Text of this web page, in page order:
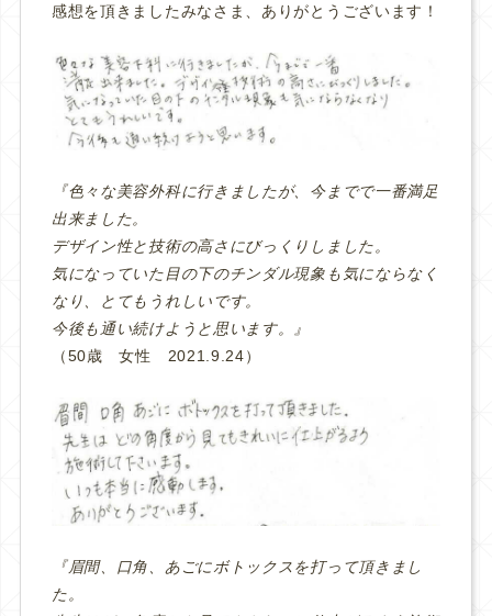
感想を頂きましたみなさま、ありがとうございます！
『色々な美容外科に行きましたが、今までで一番満足
出来ました。
デザイン性と技術の高さにびっくりしました。
気になっていた目の下のチンダル現象も気にならなく
なり、とてもうれしいです。
今後も通い続けようと思います。』
（50歳 女性 2021.9.24）
『眉間、口角、あごにボトックスを打って頂きまし
た。